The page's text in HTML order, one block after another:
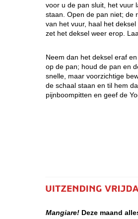
voor u de pan sluit, het vuur
staan. Open de pan niet; de
van het vuur, haal het
zet het deksel weer erop.
Neem dan het deksel eraf
op de pan; houd de pan en
snelle, maar voorzichtige
de schaal staan en til hem
pijnboompitten en geef de
Mangiare! Deze maand